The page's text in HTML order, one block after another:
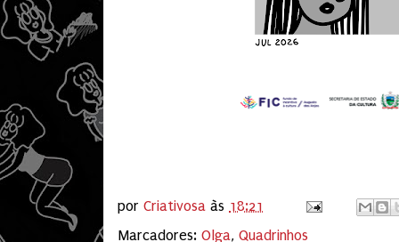
por Criativosa às 18:21
Marcadores: Olga, Quadrinhos